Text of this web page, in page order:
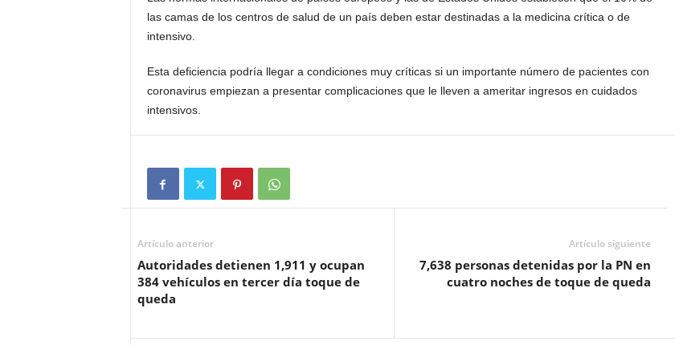
las camas de los centros de salud de un país deben estar destinadas a la medicina crítica o de
intensivo.
Esta deficiencia podría llegar a condiciones muy críticas si un importante número de pacientes con
coronavirus empiezan a presentar complicaciones que le lleven a ameritar ingresos en cuidados
intensivos.
Artículo anterior
Autoridades detienen 1,911 y ocupan
384 vehículos en tercer día toque de
queda
Artículo siguiente
7,638 personas detenidas por la PN en
cuatro noches de toque de queda